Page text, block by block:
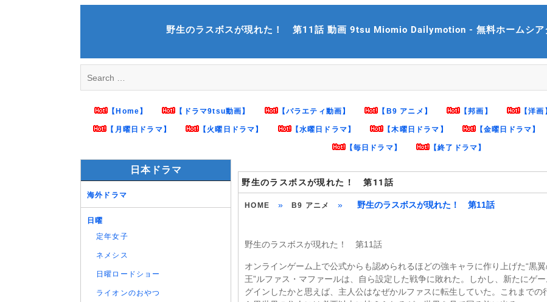
野生のラスボスが現れた！ 第11話 動画 9tsu Miomio Dailymotion - 無料ホームシ
for:
【Home】 【ドラマ9tsu動画】 【バラエティ動画】 【B9 アニメ】 【邦画】 【洋画
【月曜日ドラマ】 【火曜日ドラマ】 【水曜日ドラマ】 【木曜日ドラマ】 【金曜日ドラマ】
【毎日ドラマ】 【終了ドラマ】
野生のラスボスが現れた！ 第11話
HOME » B9 アニメ » 野生のラスボスが現れた！ 第11話
野生のラスボスが現れた！ 第11話
オンラインゲーム上で公式からも認められるほどの強キャラに作り上げた“黒
王”ルファス・マファールは、自ら設定した戦争に敗れた。しかし、新たにゲー
グインしたかと思えば、主人公はなぜかルファスに転生していた。これまでの
日本ドラマ
海外ドラマ
日曜
定年女子
ネメシス
日曜ロードショー
ライオンのおやつ